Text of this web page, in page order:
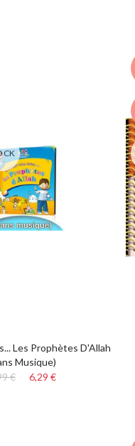
Les Prophètes D'Allah
Musique)
€
6,29 €